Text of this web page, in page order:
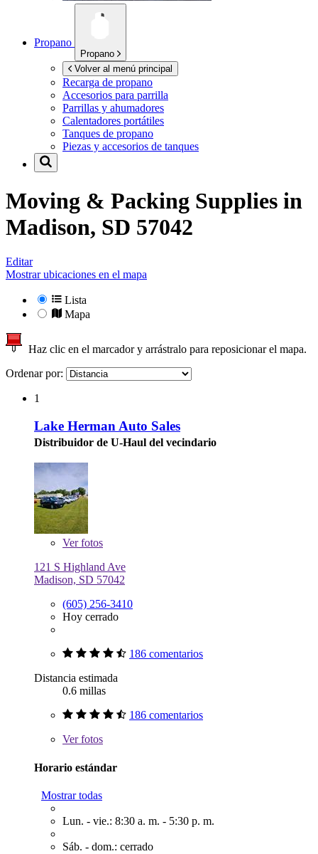
Propano
Propano
Volver al menú principal
Recarga de propano
Accesorios para parrilla
Parrillas y ahumadores
Calentadores portátiles
Tanques de propano
Piezas y accesorios de tanques
Moving & Packing Supplies in
Madison, SD 57042
Editar
Mostrar ubicaciones en el mapa
Lista
Mapa
Haz clic en el marcador y arrástralo para reposicionar el mapa.
Ordenar por:
1
Lake Herman Auto Sales
Distribuidor de U-Haul del vecindario
Verfotos
121 S Highland Ave
Madison, SD 57042
(605) 256-3410
Hoy cerrado
186 comentarios
Distancia estimada
0.6 millas
186 comentarios
Verfotos
Horario estándar
Mostrar todas
Lun. - vie.: 8:30 a. m. - 5:30 p. m.
Sáb. - dom.: cerrado